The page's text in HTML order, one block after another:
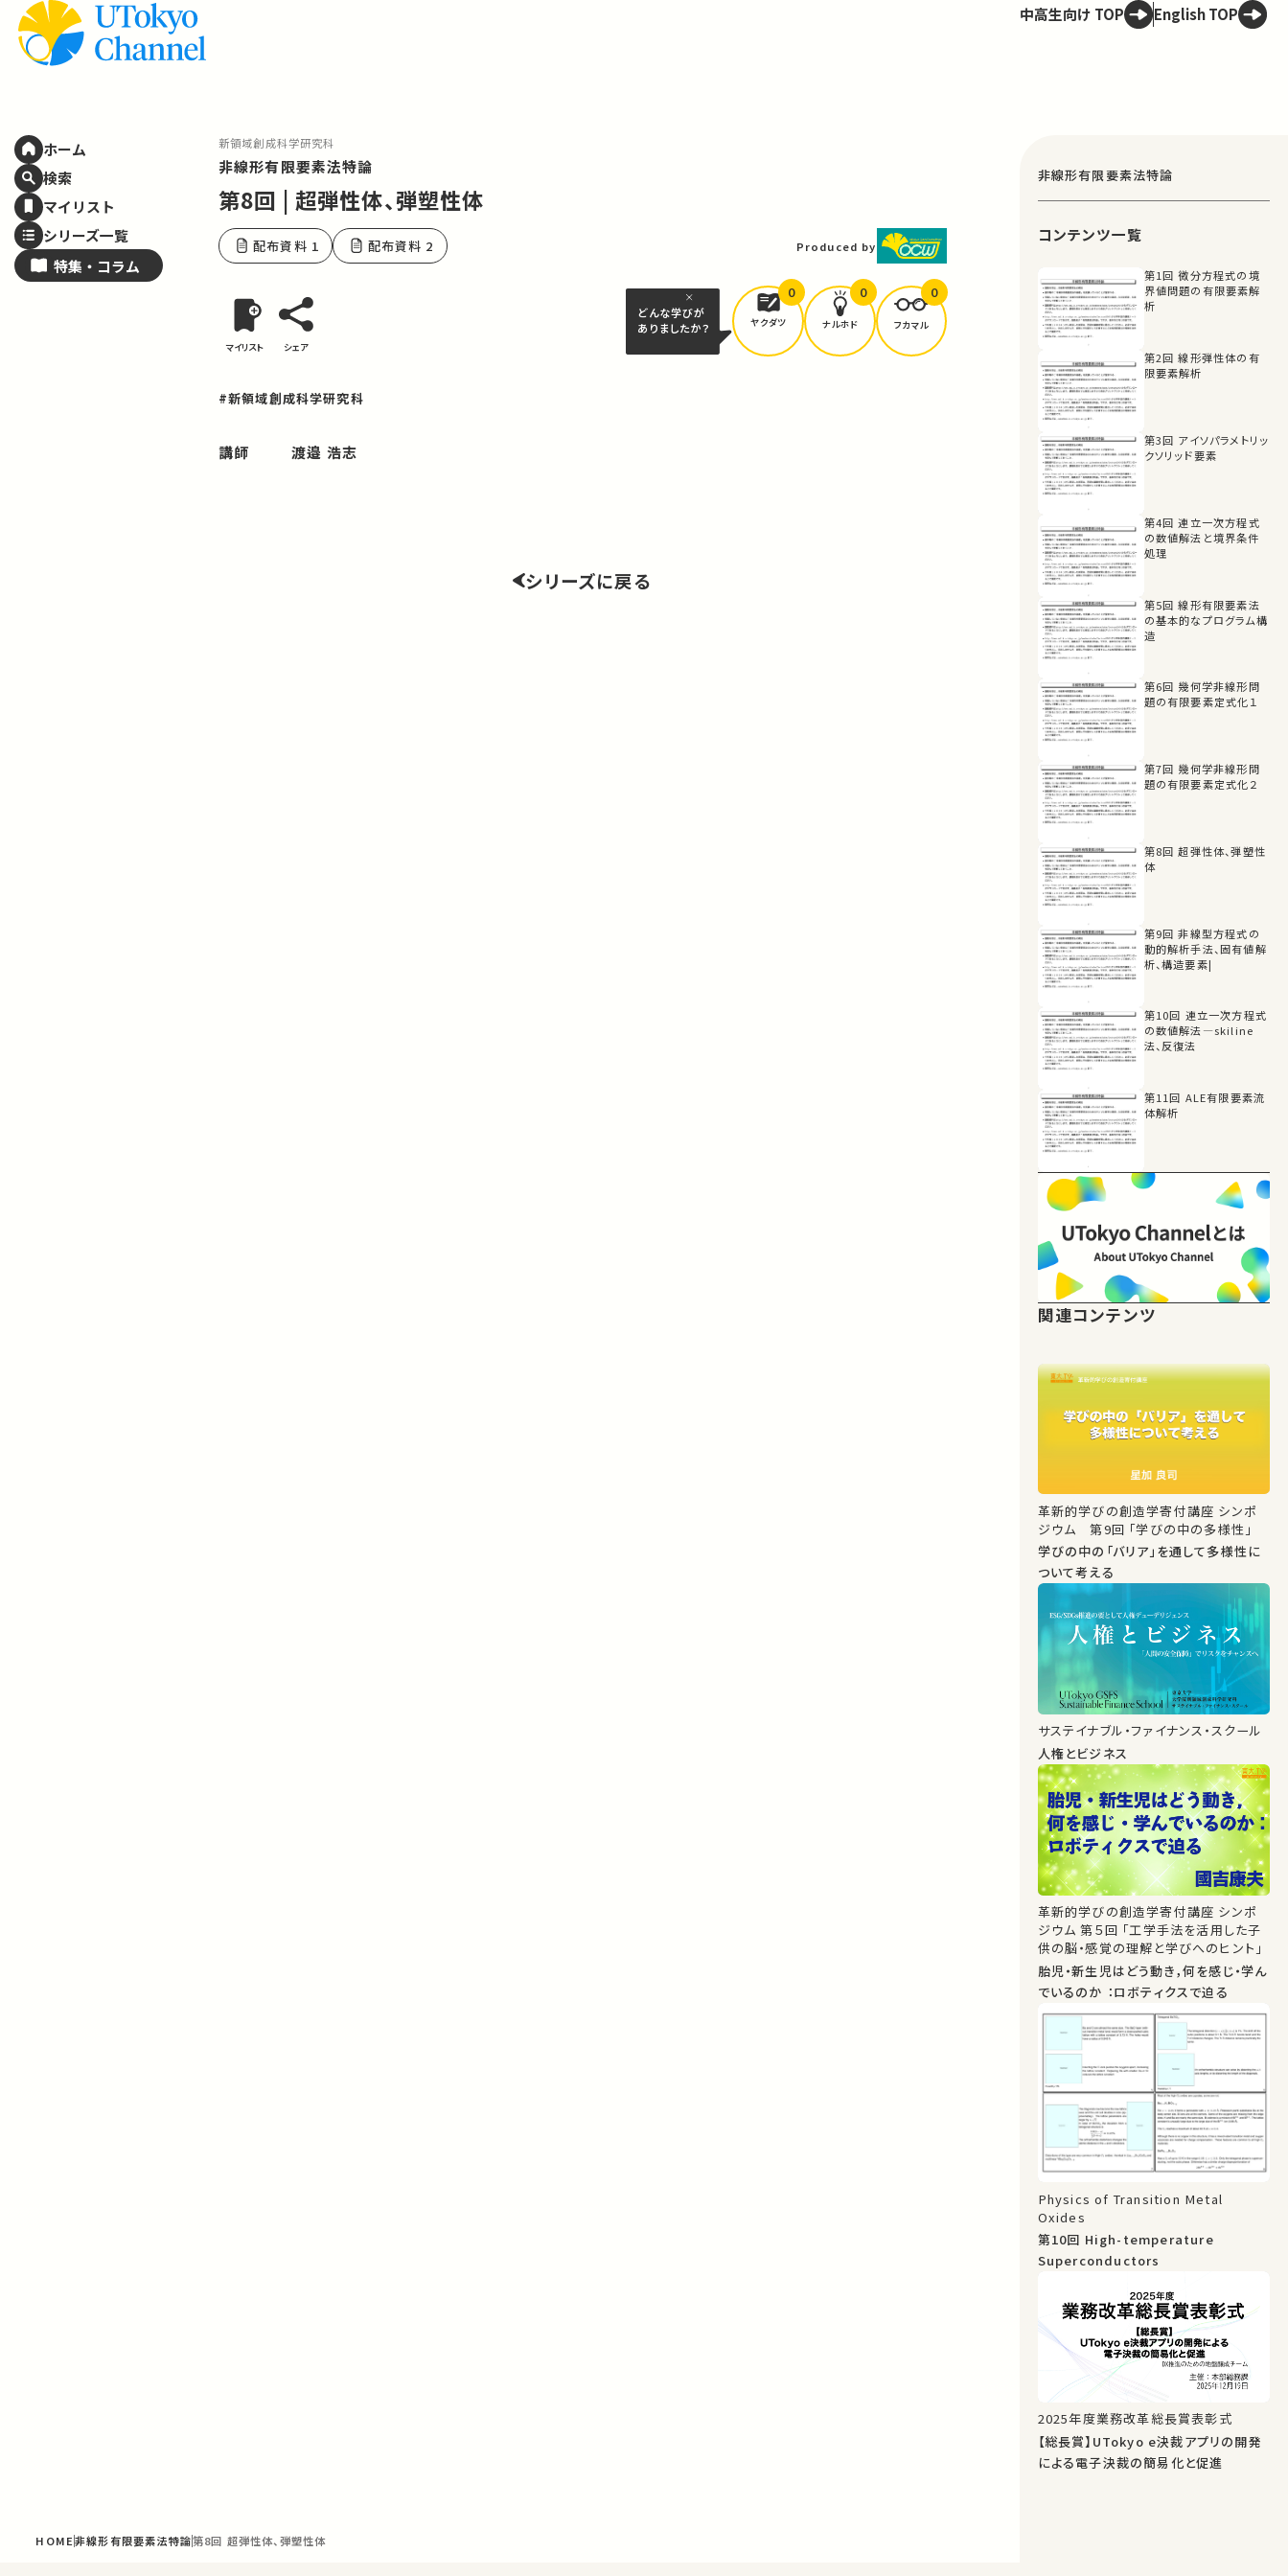
ホーム
検索
マイリスト
シリーズ一覧
特集・ コラム
中高生向け TOP English TOP
新領域創成科学研究科
非線形有限要素法特論
第8回 | 超弾性体、弾塑性体
配布資料 1 配布資料 2 Produced by
マイリスト シェア
どんな学びが
ありましたか？
ヤクダツ
0
ナルホド
0
フカマル
0
#新領域創成科学研究科
講師 渡邉 浩志
シリーズに戻る
HOME非線形有限要素法特論第8回 超弾性体、弾塑性体
非線形有限要素法特論
コンテンツ一覧
第1回 微分方程式の境
界値問題の有限要素解
析
第2回 線形弾性体の有
限要素解析
第3回 アイソパラメトリッ
クソリッド要素
第4回 連立一次方程式
の数値解法と境界条件
処理
第5回 線形有限要素法
の基本的なプログラム構
造
第6回 幾何学非線形問
題の有限要素定式化１
第7回 幾何学非線形問
題の有限要素定式化２
第8回 超弾性体、弾塑性
体
第9回 非線型方程式の
動的解析手法、固有値解
析、構造要素|
第10回 連立一次方程式
の数値解法―skiline
法、反復法
第11回 ALE有限要素流
体解析
関連コンテンツ
革新的学びの創造学寄付講座 シンポ
ジウム 第9回 「学びの中の多様性」
学びの中の「バリア」を通して多様性に
ついて考える
サステイナブル・ファイナンス・スクール
人権とビジネス
革新的学びの創造学寄付講座 シンポ
ジウム 第５回 「工学手法を活用した子
供の脳・感覚の理解と学びへのヒント」
胎児・新生児はどう動き，何を感じ・学ん
でいるのか ：ロボティクスで迫る
Physics of Transition Metal
Oxides
第10回 High-temperature
Superconductors
2025年度業務改革総長賞表彰式
【総長賞】UTokyo e決裁アプリの開発
による電子決裁の簡易化と促進